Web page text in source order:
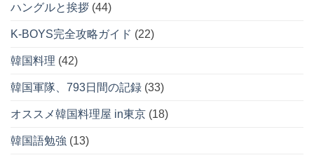
ハングルと挨拶 (44)
K-BOYS完全攻略ガイド (22)
韓国料理 (42)
韓国軍隊、793日間の記録 (33)
オススメ韓国料理屋 in東京 (18)
韓国語勉強 (13)